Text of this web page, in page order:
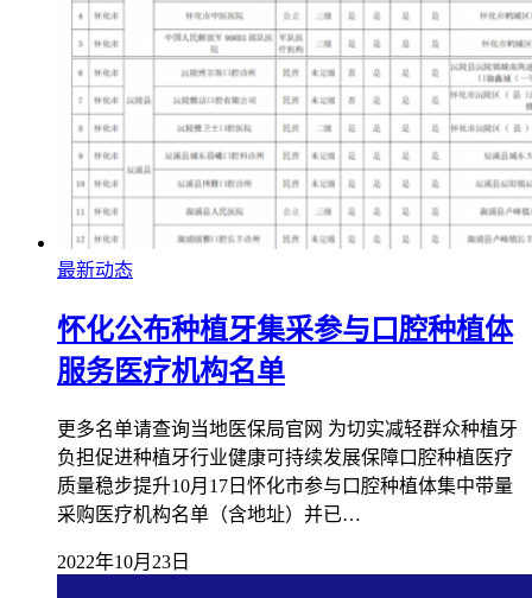
最新动态
怀化公布种植牙集采参与口腔种植体
服务医疗机构名单
更多名单请查询当地医保局官网 为切实减轻群众种植牙
负担促进种植牙行业健康可持续发展保障口腔种植医疗
质量稳步提升10月17日怀化市参与口腔种植体集中带量
采购医疗机构名单（含地址）并已…
2022年10月23日